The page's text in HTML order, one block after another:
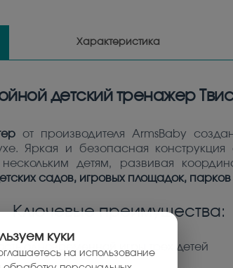
Характеристика
детский тренажер
от производителя ArmsBaby
Яркая и безопасная
нескольким детям, развивая
садов, игровых площадок,
Ключевые преимущества:
одновременной игры трех детей
куки
на использование